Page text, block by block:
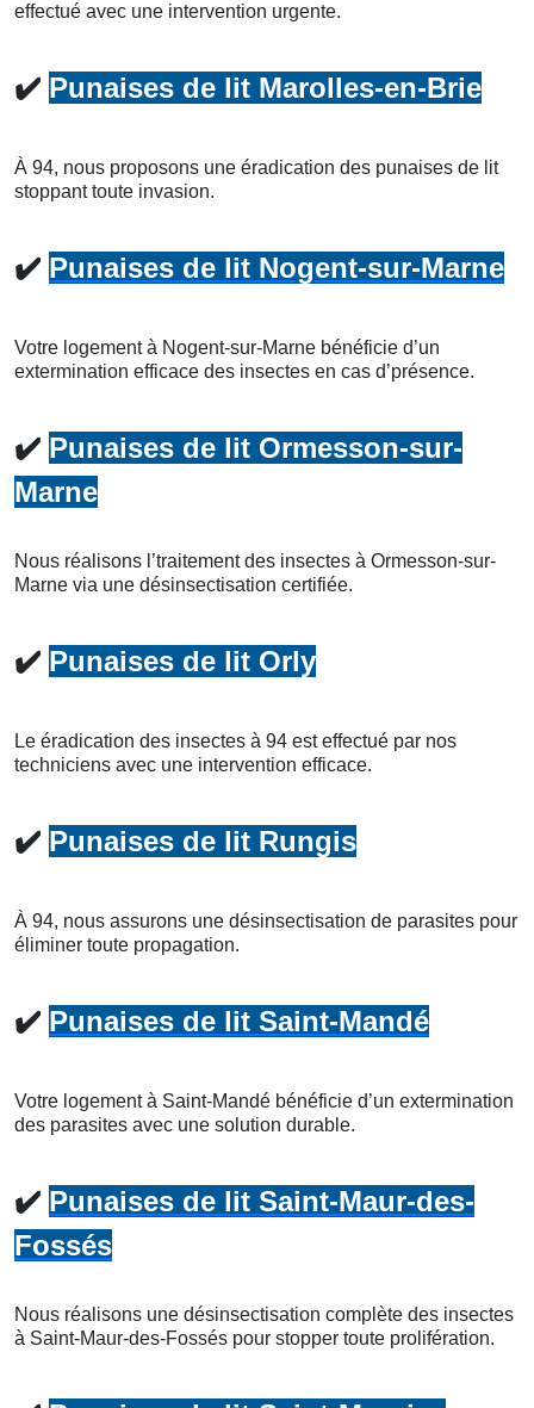
effectué avec une intervention urgente.
✔️ Punaises de lit Marolles-en-Brie
À 94, nous proposons une éradication des punaises de lit
stoppant toute invasion.
✔️ Punaises de lit Nogent-sur-Marne
Votre logement à Nogent-sur-Marne bénéficie d’un
extermination efficace des insectes en cas d’présence.
✔️ Punaises de lit Ormesson-sur-
Marne
Nous réalisons l’traitement des insectes à Ormesson-sur-
Marne via une désinsectisation certifiée.
✔️ Punaises de lit Orly
Le éradication des insectes à 94 est effectué par nos
techniciens avec une intervention efficace.
✔️ Punaises de lit Rungis
À 94, nous assurons une désinsectisation de parasites pour
éliminer toute propagation.
✔️ Punaises de lit Saint-Mandé
Votre logement à Saint-Mandé bénéficie d’un extermination
des parasites avec une solution durable.
✔️ Punaises de lit Saint-Maur-des-
Fossés
Nous réalisons une désinsectisation complète des insectes
à Saint-Maur-des-Fossés pour stopper toute prolifération.